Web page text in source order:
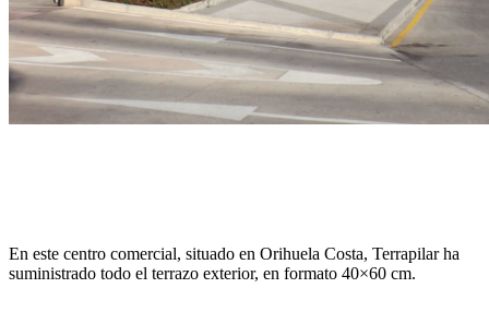
En este centro comercial, situado en Orihuela Costa, Terrapilar ha
suministrado todo el terrazo exterior, en formato 40×60 cm.